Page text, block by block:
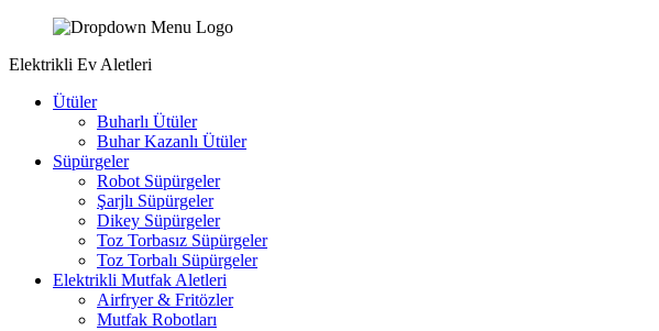
Elektrikli Ev Aletleri
Ütüler
Buharlı Ütüler
Buhar Kazanlı Ütüler
Süpürgeler
Robot Süpürgeler
Şarjlı Süpürgeler
Dikey Süpürgeler
Toz Torbasız Süpürgeler
Toz Torbalı Süpürgeler
Elektrikli Mutfak Aletleri
Airfryer & Fritözler
Mutfak Robotları